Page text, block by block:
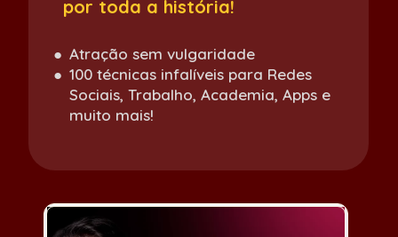
por toda a história!
Atração sem vulgaridade
100 técnicas infalíveis para Redes
Sociais, Trabalho, Academia, Apps e
muito mais!